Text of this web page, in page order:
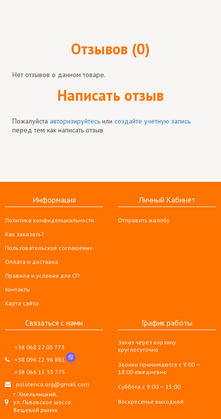
Отзывов (0)
Нет отзывов о данном товаре.
Написать отзыв
Пожалуйста авторизируйтесь или создайте учетную запись
перед тем как написать отзыв
Информация
Политика конфиденциальности
Как заказать?
Пользовательское соглашение
Оплата и доставка
Правила и условия для СП
Контакты
Карта сайта
Личный Кабинет
Отправить жалобу
Связаться с нами
+38 068 27 03 773
+38 096 22 96 881
+38 066 15 33 773
polotenca.org@gmail.com
г. Хмельницкий,
ул. Львовское шоссе,
Вещевой рынок
График работы
Заказ через корзину
круглосуточно
Звонки принимаются с 9:00 —
18:00 ежедневно
Суббота с 9:00 — 15:00
Воскресенье выходной